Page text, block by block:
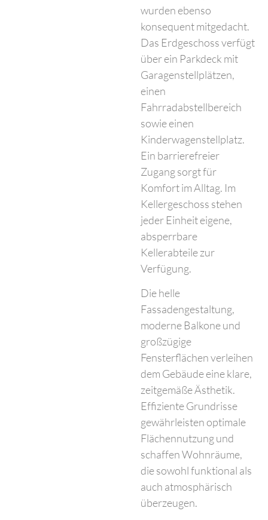
wurden ebenso
konsequent mitgedacht.
Das Erdgeschoss verfügt
über ein Parkdeck mit
Garagenstellplätzen,
einen
Fahrradabstellbereich
sowie einen
Kinderwagenstellplatz.
Ein barrierefreier
Zugang sorgt für
Komfort im Alltag. Im
Kellergeschoss stehen
jeder Einheit eigene,
absperrbare
Kellerabteile zur
Verfügung.
Die helle
Fassadengestaltung,
moderne Balkone und
großzügige
Fensterflächen verleihen
dem Gebäude eine klare,
zeitgemäße Ästhetik.
Effiziente Grundrisse
gewährleisten optimale
Flächennutzung und
schaffen Wohnräume,
die sowohl funktional als
auch atmosphärisch
überzeugen.